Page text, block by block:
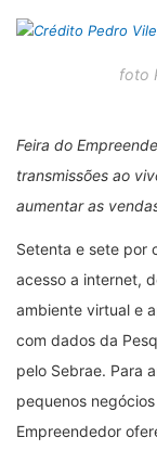
foto
Feira do
transmissões ao
aumentar as
Setenta e sete por
acesso a internet,
ambiente virtual e
com dados da
pelo Sebrae. Para
pequenos
Empreendedor